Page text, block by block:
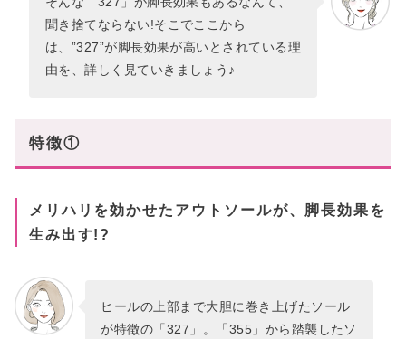
聞き捨てならない!そこでここから
は、”327”が脚長効果が高いとされている理
由を、詳しく見ていきましょう♪
特徴①
メリハリを効かせたアウトソールが、脚長効果を
生み出す!?
ヒールの上部まで大胆に巻き上げたソール
が特徴の「327」。「355」から踏襲したソ